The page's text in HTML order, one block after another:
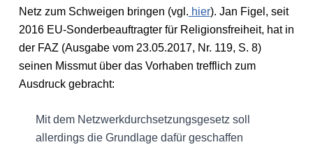
Netz zum Schweigen bringen (vgl. hier). Jan Figel, seit
2016 EU-Sonderbeauftragter für Religionsfreiheit, hat in
der FAZ (Ausgabe vom 23.05.2017, Nr. 119, S. 8)
seinen Missmut über das Vorhaben trefflich zum
Ausdruck gebracht:
Mit dem Netzwerkdurchsetzungsgesetz soll
allerdings die Grundlage dafür geschaffen